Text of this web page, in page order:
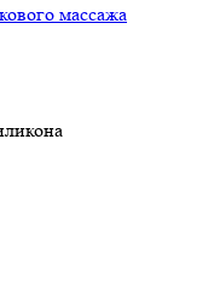
массажа